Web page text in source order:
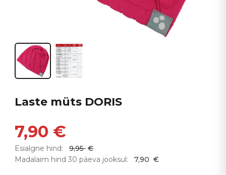
Laste müts DORIS
7,90 €
Esialgne hind: 9,95 €
Madalaim hind 30 päeva jooksul:
7,90 €